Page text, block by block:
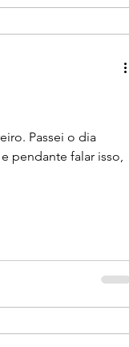
Passei o dia